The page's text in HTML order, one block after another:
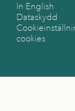
In English
Dataskydd
cookies